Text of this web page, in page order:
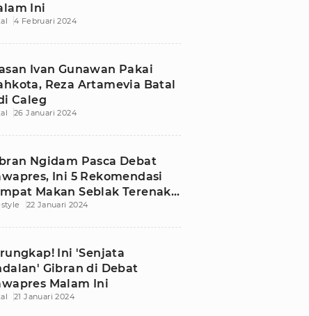
Ini
4 Februari 2024
Ivan Gunawan Pakai
Reza Artamevia Batal
Caleg
26 Januari 2024
Ngidam Pasca Debat
Ini 5 Rekomendasi
Makan Seblak Terenak
22 Januari 2024
Ini 'Senjata
Gibran di Debat
Malam Ini
21 Januari 2024